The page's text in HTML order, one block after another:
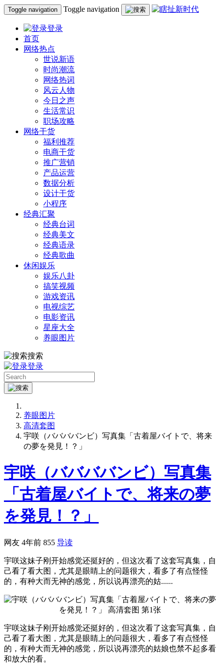
Toggle navigation Toggle navigation
登录
首页
网络热点
世说新语
时尚潮流
网络热词
风云人物
今日之声
生活常识
职场攻略
网络干货
福利推荐
电商干货
推广营销
产品运营
数据分析
设计干货
小程序
经典汇聚
经典台词
经典美文
经典语录
经典歌曲
休闲娱乐
娱乐八卦
搞笑视频
游戏资讯
电视综艺
电影资讯
星座大全
养眼图片
搜索
登录
养眼图片
高清套图
宇咲（ババババンビ）写真集「古着屋バイトで、将来
の夢を発見！？」
宇咲（ババババンビ）写真集
「古着屋バイトで、将来の夢
を発見！？」
网友 4年前 855 导读
宇咲这妹子刚开始感觉还挺好的，但这次看了这套写真集，自
己看了看大图，尤其是眼睛上的问题很大，看多了有点怪怪
的，有种大而无神的感觉，所以说再漂亮的姑......
宇咲这妹子刚开始感觉还挺好的，但这次看了这套写真集，自
己看了看大图，尤其是眼睛上的问题很大，看多了有点怪怪
的，有种大而无神的感觉，所以说再漂亮的姑娘也禁不起多看
和放大的看。